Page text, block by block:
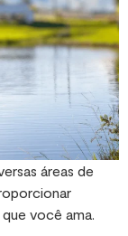
áreas de
você ama.